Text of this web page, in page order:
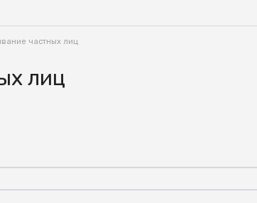
частных лиц
лиц